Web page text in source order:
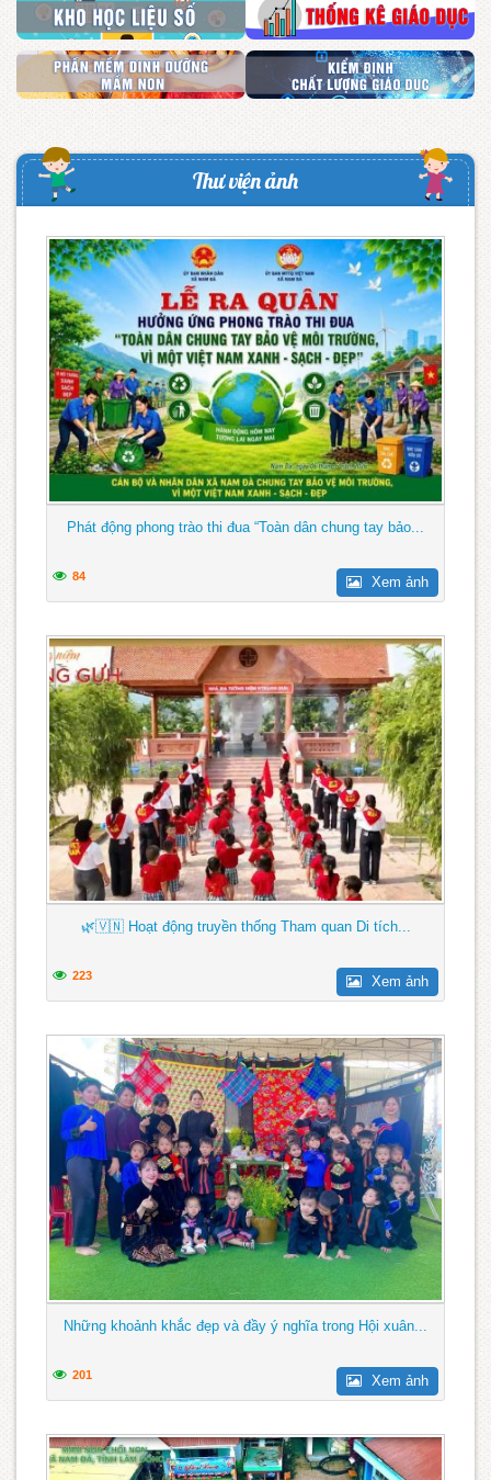
Thư viện ảnh
Phát động phong trào thi đua “Toàn dân chung tay bảo...
84 Xem ảnh
🌿🇻🇳 Hoạt động truyền thống Tham quan Di tích...
223 Xem ảnh
Những khoảnh khắc đẹp và đầy ý nghĩa trong Hội xuân...
201 Xem ảnh